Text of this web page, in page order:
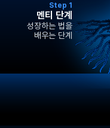
Step 1
멘티 단계
성장하는 법을
배우는 단계